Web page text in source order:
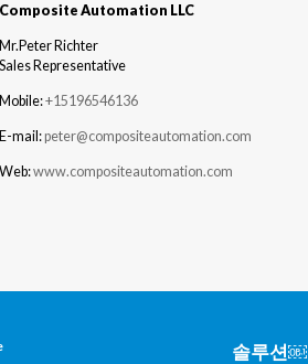
Composite Automation LLC
Mr.Peter Richter
Sales Representative
Mobile:+15196546136
E-mail:peter@compositeautomation.com
Web:www.compositeautomation.com
솔루션￼